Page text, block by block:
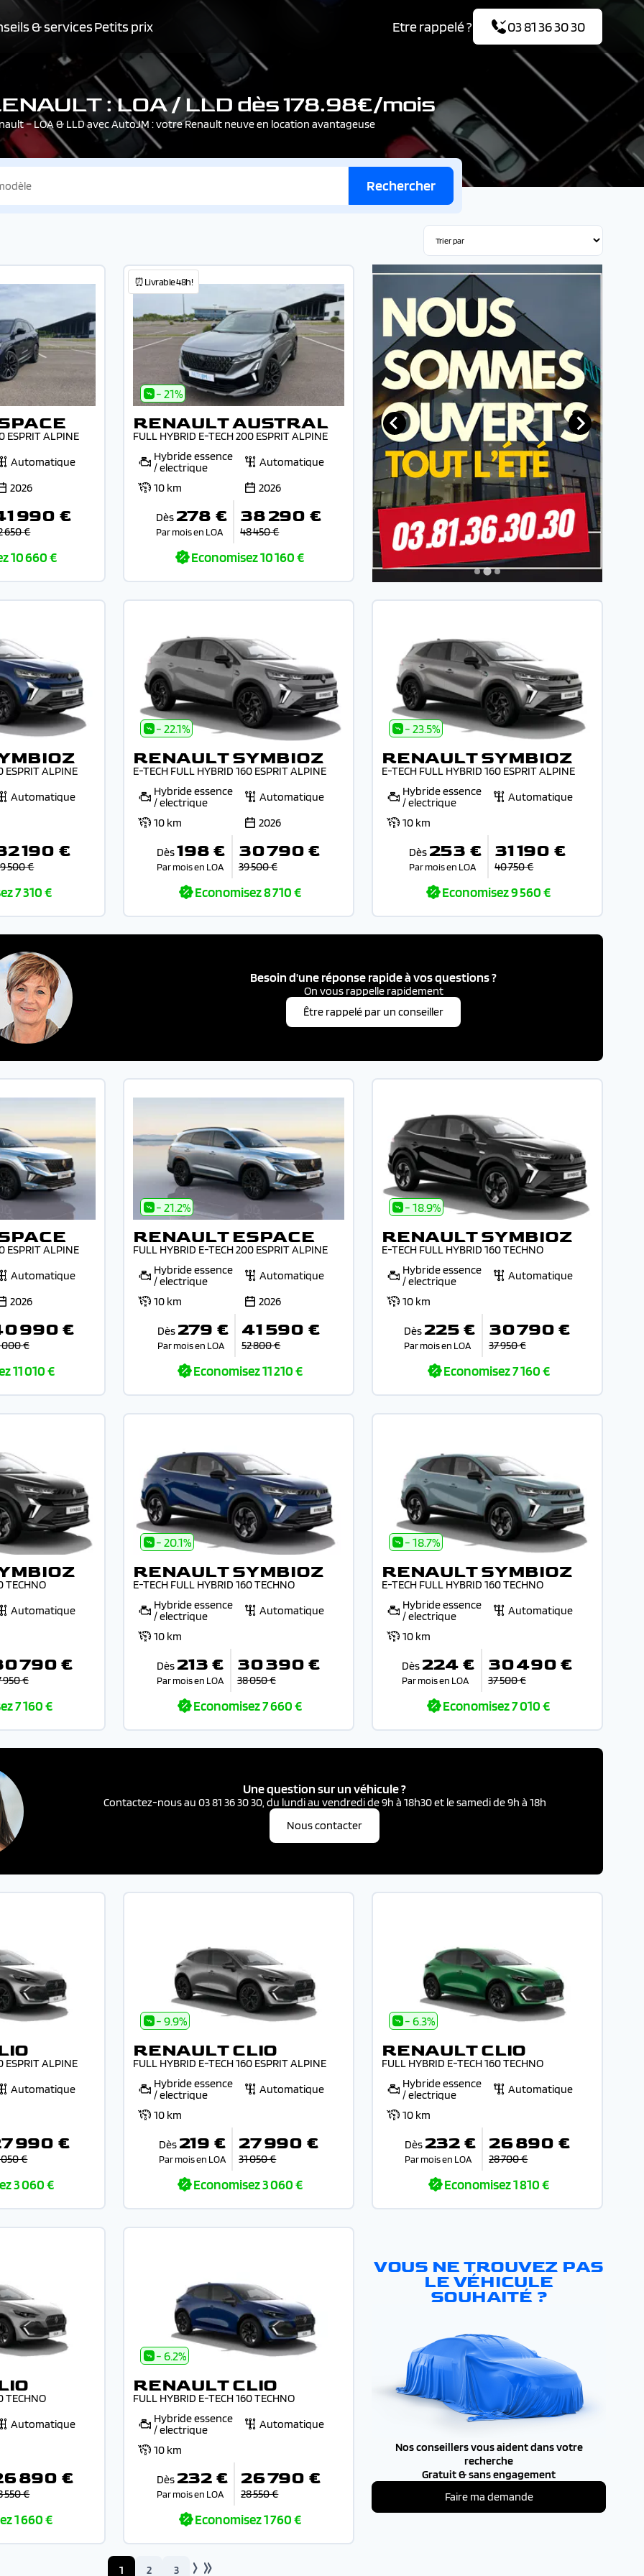
& servicesPetits prix Etre rappelé ? 03 81 36 30 30
: LOA / LLD dès 178.98€/mois
– LOA & LLD avec AutoJM : votre Renault neuve en location avantageuse
Rechercher
ESPRIT ALPINE
Automatique
2026
990 €
650 €
10 660 €
⏰Livrable 48h!
- 21%
RENAULT AUSTRAL
FULL HYBRID E-TECH 200 ESPRIT ALPINE
Hybride essence
/ electrique
Automatique
10 km
2026
Dès 278 €
Par mois en LOA
38 290 €
48 450 €
Economisez10 160 €
ESPRIT ALPINE
Automatique
190 €
500 €
7 310 €
- 22.1%
RENAULT SYMBIOZ
E-TECH FULL HYBRID 160 ESPRIT ALPINE
Hybride essence
/ electrique
Automatique
10 km
2026
Dès198 €
Par mois en LOA
30 790 €
39 500 €
Economisez8 710 €
- 23.5%
RENAULT SYMBIOZ
E-TECH FULL HYBRID 160 ESPRIT ALPINE
Hybride essence
/ electrique
Automatique
10 km
Dès 253 €
Par mois en LOA
31 190 €
40 750 €
Economisez9 560 €
Besoin d'une réponse rapide à vos questions ?
On vous rappelle rapidement
Être rappelé par un conseiller
ESPRIT ALPINE
Automatique
2026
990 €
000 €
11 010 €
- 21.2%
RENAULT ESPACE
FULL HYBRID E-TECH 200 ESPRIT ALPINE
Hybride essence
/ electrique
Automatique
10 km
2026
Dès 279 €
Par mois en LOA
41 590 €
52 800 €
Economisez11 210 €
- 18.9%
RENAULT SYMBIOZ
E-TECH FULL HYBRID 160 TECHNO
Hybride essence
/ electrique
Automatique
10 km
Dès 225 €
Par mois en LOA
30 790 €
37 950 €
Economisez7 160 €
TECHNO
Automatique
790 €
950 €
7 160 €
- 20.1%
RENAULT SYMBIOZ
E-TECH FULL HYBRID 160 TECHNO
Hybride essence
/ electrique
Automatique
10 km
Dès 213 €
Par mois en LOA
30 390 €
38 050 €
Economisez7 660 €
- 18.7%
RENAULT SYMBIOZ
E-TECH FULL HYBRID 160 TECHNO
Hybride essence
/ electrique
Automatique
10 km
Dès 224 €
Par mois en LOA
30 490 €
37 500 €
Economisez7 010 €
Une question sur un véhicule ?
Contactez-nous au 03 81 36 30 30, du lundi au vendredi de 9h à 18h30 et le samedi de 9h à 18h
Nous contacter
ESPRIT ALPINE
Automatique
990 €
050 €
3 060 €
- 9.9%
RENAULT CLIO
FULL HYBRID E-TECH 160 ESPRIT ALPINE
Hybride essence
/ electrique
Automatique
10 km
Dès 219 €
Par mois en LOA
27 990 €
31 050 €
Economisez3 060 €
- 6.3%
RENAULT CLIO
FULL HYBRID E-TECH 160 TECHNO
Hybride essence
/ electrique
Automatique
10 km
Dès 232 €
Par mois en LOA
26 890 €
28 700 €
Economisez1 810 €
TECHNO
Automatique
890 €
550 €
1 660 €
- 6.2%
RENAULT CLIO
FULL HYBRID E-TECH 160 TECHNO
Hybride essence
/ electrique
Automatique
10 km
Dès 232 €
Par mois en LOA
26 790 €
28 550 €
Economisez1 760 €
VOUS NE TROUVEZ PAS
LE VÉHICULE
SOUHAITÉ ?
Nos conseillers vous aident dans votre
recherche
Gratuit & sans engagement
Faire ma demande
1 2 3